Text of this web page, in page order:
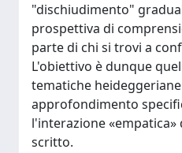
"dischiudimento"
prospettiva di
parte di chi si trovi a
L'obiettivo è dunque
tematiche
approfondimento
l'interazione
scritto.